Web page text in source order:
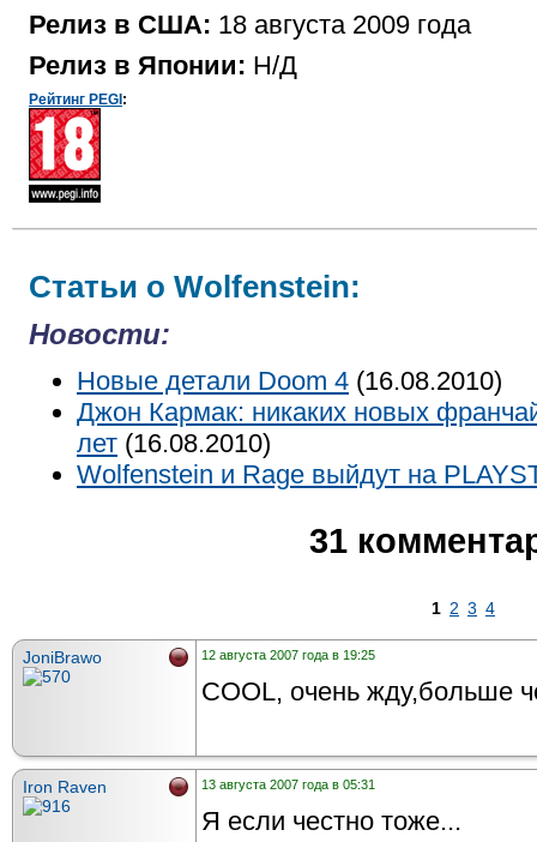
Релиз в США: 18 августа 2009 года
Релиз в Японии: Н/Д
Рейтинг PEGI :
Статьи о Wolfenstein:
Новости:
Новые детали Doom 4 (16.08.2010)
Джон Кармак: никаких новых
лет (16.08.2010)
Wolfenstein и Rage выйдут на
31
1 2 3 4
JoniBrawo 12 августа 2007 года в 19:25
COOL, очень жду,больше
Iron Raven 13 августа 2007 года в 05:31
Я если честно тоже...